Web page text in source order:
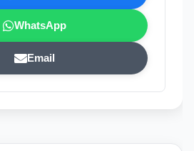
WhatsApp
Email